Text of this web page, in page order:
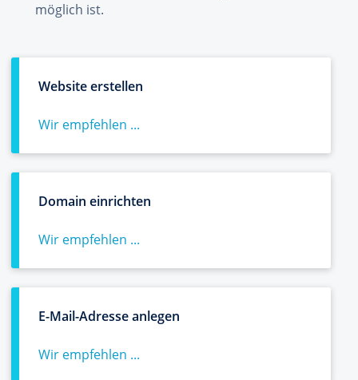
möglich ist.
Website erstellen
Wir empfehlen ...
Domain einrichten
Wir empfehlen ...
E-Mail-Adresse anlegen
Wir empfehlen ...